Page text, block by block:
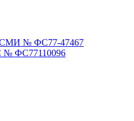
СМИ № ФС77-47467
№ ФС77110096